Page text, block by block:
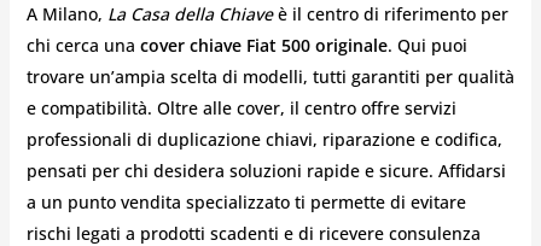
A Milano, La Casa della Chiaveè il centro di riferimento per
chi cerca una cover chiave Fiat 500 originale. Qui puoi
trovare un’ampia scelta di modelli, tutti garantiti per qualità
e compatibilità. Oltre alle cover, il centro offre servizi
professionali di duplicazione chiavi, riparazione e codifica,
pensati per chi desidera soluzioni rapide e sicure. Affidarsi
a un punto vendita specializzato ti permette di evitare
rischi legati a prodotti scadenti e di ricevere consulenza